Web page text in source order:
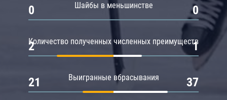
Шайбы в меньшинстве
0 0
Количество полученных численных преимуществ
2 1
Выигранные вбрасывания
21 37